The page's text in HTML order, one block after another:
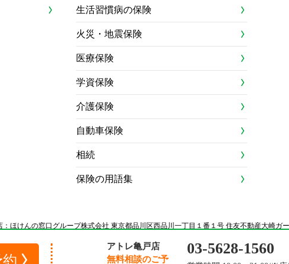
生活習慣病の保険
火災・地震保険
医療保険
学資保険
介護保険
自動車保険
相続
保険の用語集
：ほけんの窓口グループ株式会社 東京都品川区西品川一丁目１番１号 住友不動産大崎ガ
アトレ亀戸店
無料相談のご予
03-5628-1560